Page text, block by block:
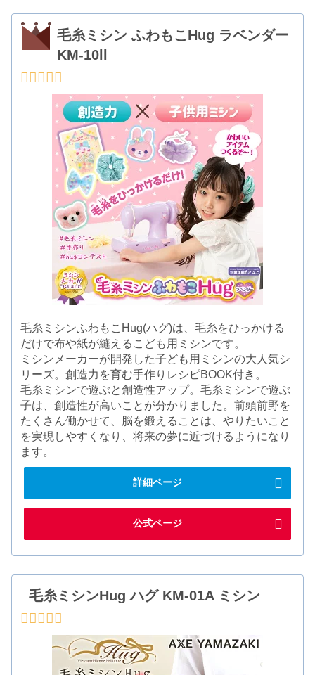
毛糸ミシン ふわもこHug ラベンダー
KM-10ll
毛糸ミシンふわもこHug(ハグ)は、毛糸をひっかける
だけで布や紙が縫えるこども用ミシンです。
ミシンメーカーが開発した子ども用ミシンの大人気シ
リーズ。創造力を育む手作りレシピBOOK付き。
毛糸ミシンで遊ぶと創造性アップ。毛糸ミシンで遊ぶ
子は、創造性が高いことが分かりました。前頭前野を
たくさん働かせて、脳を鍛えることは、やりたいこと
を実現しやすくなり、将来の夢に近づけるようになり
ます。
詳細ページ
公式ページ
毛糸ミシンHug ハグ KM-01A ミシン